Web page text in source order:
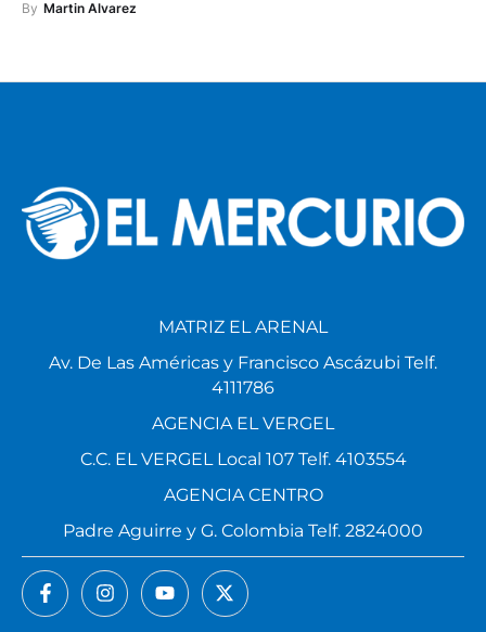
By Martin Alvarez
MATRIZ EL ARENAL
Av. De Las Américas y Francisco Ascázubi Telf.
4111786
AGENCIA EL VERGEL
C.C. EL VERGEL Local 107 Telf. 4103554
AGENCIA CENTRO
Padre Aguirre y G. Colombia Telf. 2824000